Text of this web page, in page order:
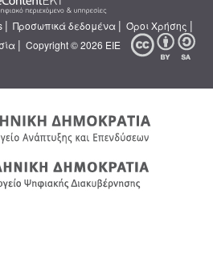
| Προσωπικά δεδομένα | Όροι Χρήσης |
| Copyright © 2026 ΕΙΕ